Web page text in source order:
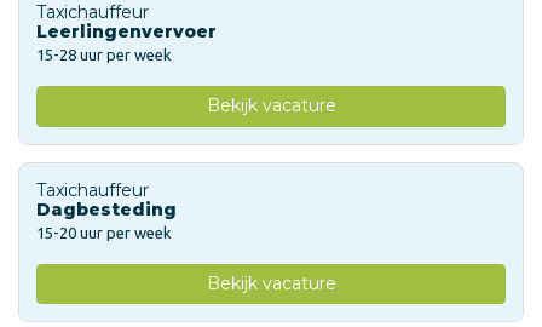
Taxichauffeur
Leerlingenvervoer
15-28 uur per week
Bekijk vacature
Taxichauffeur
Dagbesteding
15-20 uur per week
Bekijk vacature